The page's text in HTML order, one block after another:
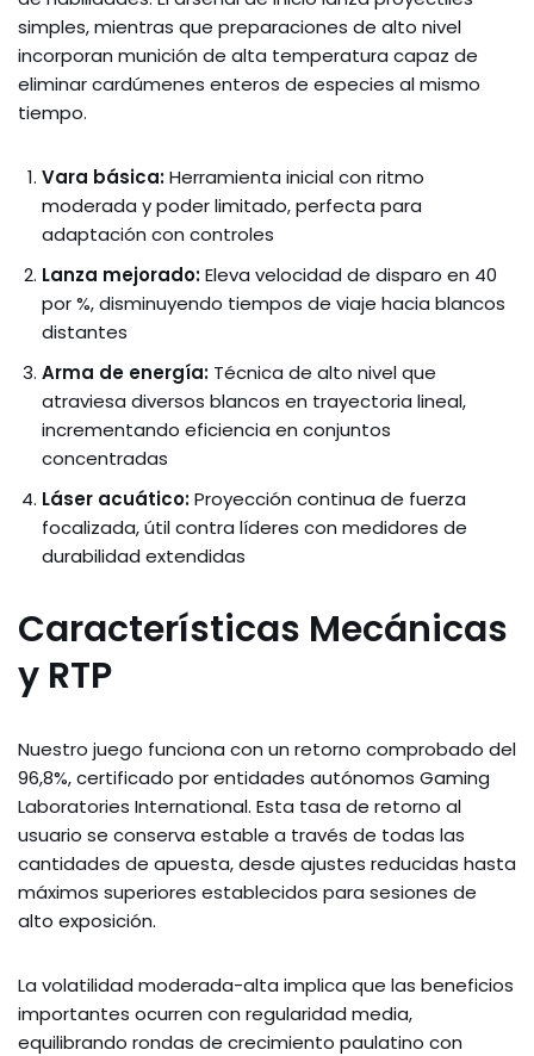
simples, mientras que preparaciones de alto nivel
incorporan munición de alta temperatura capaz de
eliminar cardúmenes enteros de especies al mismo
tiempo.
Vara básica:Herramienta inicial con ritmo
moderada y poder limitado, perfecta para
adaptación con controles
Lanza mejorado:Eleva velocidad de disparo en 40
por %, disminuyendo tiempos de viaje hacia blancos
distantes
Arma de energía: Técnica de alto nivel que
atraviesa diversos blancos en trayectoria lineal,
incrementando eficiencia en conjuntos
concentradas
Láser acuático:Proyección continua de fuerza
focalizada, útil contra líderes con medidores de
durabilidad extendidas
Características Mecánicas
y RTP
Nuestro juego funciona con un retorno comprobado del
96,8%, certificado por entidades autónomos Gaming
Laboratories International. Esta tasa de retorno al
usuario se conserva estable a través de todas las
cantidades de apuesta, desde ajustes reducidas hasta
máximos superiores establecidos para sesiones de
alto exposición.
La volatilidad moderada-alta implica que las beneficios
importantes ocurren con regularidad media,
equilibrando rondas de crecimiento paulatino con